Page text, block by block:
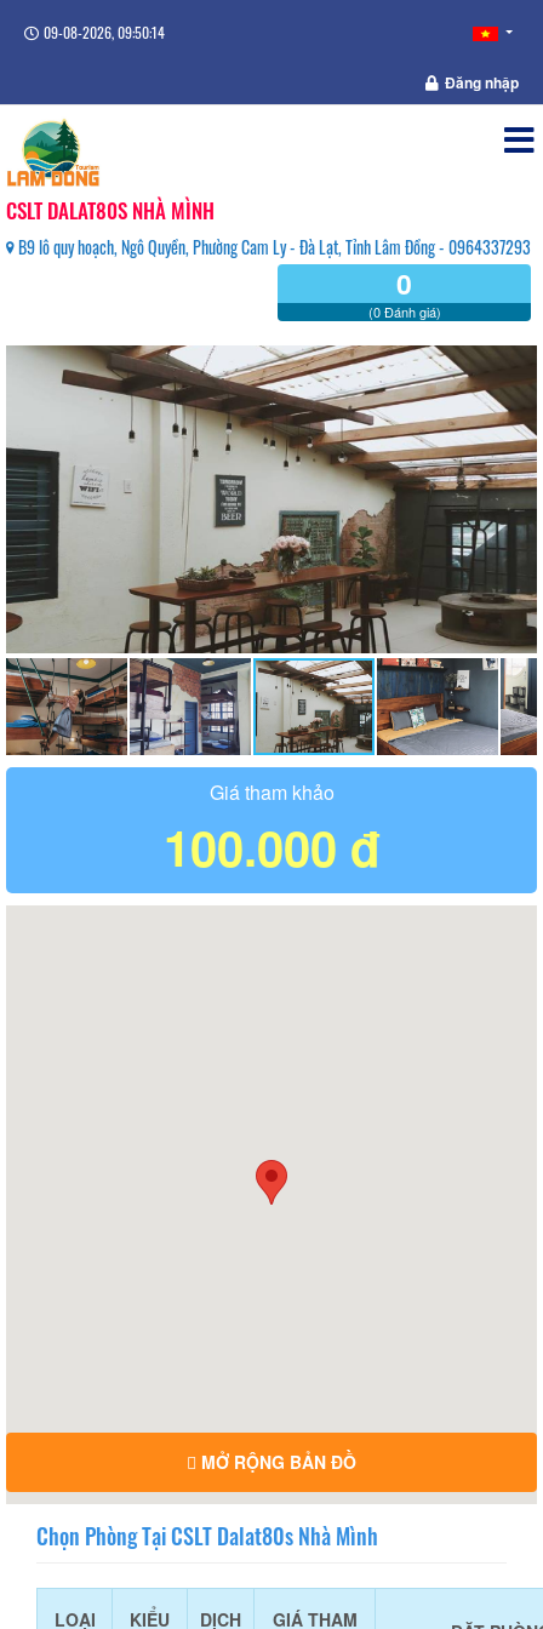
09-08-2026, 09:50:15
Đăng nhập
CSLT DALAT80S NHÀ MÌNH
B9 lô quy hoạch, Ngô Quyền, Phường Cam Ly - Đà Lạt, Tỉnh Lâm Đồng - 0964337293
0
(0 Đánh giá)
Giá tham khảo
100.000 đ
MỞ RỘNG BẢN ĐỒ
Chọn Phòng Tại CSLT Dalat80s Nhà Mình
LOẠI
KIỂU
DỊCH
GIÁ THAM